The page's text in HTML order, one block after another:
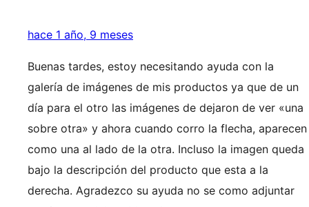
hace 1 año, 9 meses
Buenas tardes, estoy necesitando ayuda con la
galería de imágenes de mis productos ya que de un
día para el otro las imágenes de dejaron de ver «una
sobre otra» y ahora cuando corro la flecha, aparecen
como una al lado de la otra. Incluso la imagen queda
bajo la descripción del producto que esta a la
derecha. Agradezco su ayuda no se como adjuntar